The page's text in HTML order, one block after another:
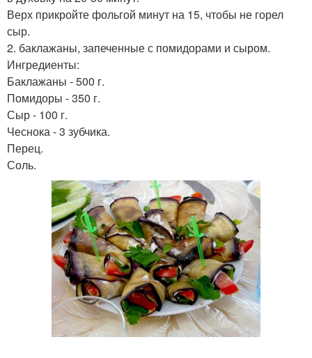
Верх прикройте фольгой минут на 15, чтобы не горел
сыр.
2. баклажаны, запеченные с помидорами и сыром.
Ингредиенты:
Баклажаны - 500 г.
Помидоры - 350 г.
Сыр - 100 г.
Чеснока - 3 зубчика.
Перец.
Соль.